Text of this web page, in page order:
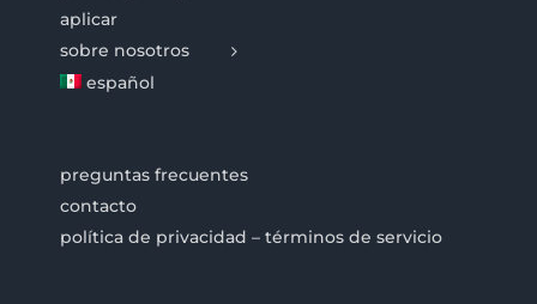
aplicar
sobre nosotros
español
preguntas frecuentes
contacto
política de privacidad – términos de servicio